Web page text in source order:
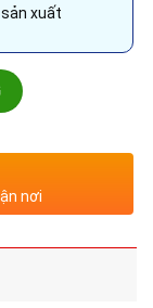
xuất
4S+ số lượng
nơi